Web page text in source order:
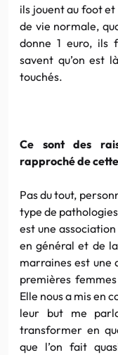
ils jouent au foot
de vie normale,
donne 1 euro, ils
savent qu’on est
touchés.
Ce sont des
rapproché de
Pas du tout,
type de
est une
en général et de
marraines est une
premières
Elle nous a mis en
leur but me
transformer en
que l’on fait